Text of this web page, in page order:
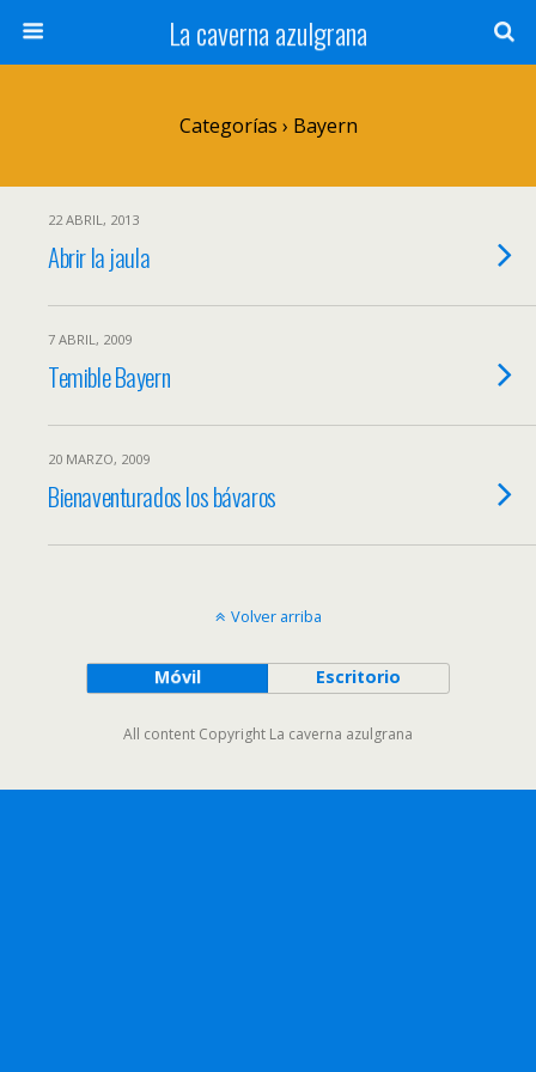
La caverna azulgrana
Categorías › Bayern
22 ABRIL, 2013
Abrir la jaula
7 ABRIL, 2009
Temible Bayern
20 MARZO, 2009
Bienaventurados los bávaros
Volver arriba
Móvil Escritorio
All content Copyright La caverna azulgrana